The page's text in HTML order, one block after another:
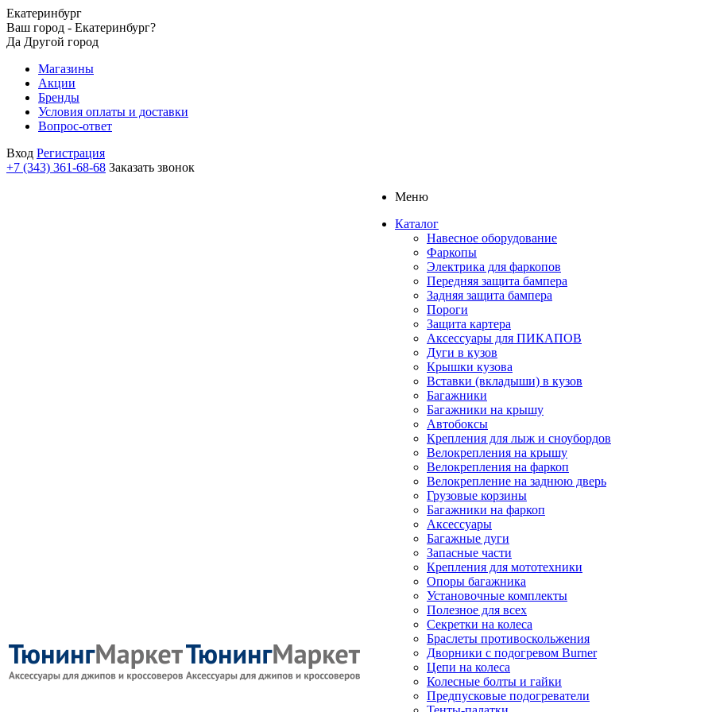
Екатеринбург
Ваш город - Екатеринбург?
Да Другой город
Магазины
Акции
Бренды
Условия оплаты и доставки
Вопрос-ответ
Вход Регистрация
+7 (343) 361-68-68 Заказать звонок
Меню
Каталог
Навесное оборудование
Фаркопы
Электрика для фаркопов
Передняя защита бампера
Задняя защита бампера
Пороги
Защита картера
Аксессуары для ПИКАПОВ
Дуги в кузов
Крышки кузова
Вставки (вкладыши) в кузов
Багажники
Багажники на крышу
Автобоксы
Крепления для лыж и сноубордов
Велокрепления на крышу
Велокрепления на фаркоп
Велокрепление на заднюю дверь
Грузовые корзины
Багажники на фаркоп
Аксессуары
Багажные дуги
Запасные части
Крепления для мототехники
Опоры багажника
Установочные комплекты
Полезное для всех
Секретки на колеса
Браслеты противоскольжения
Дворники с подогревом Burner
Цепи на колеса
Колесные болты и гайки
Предпусковые подогреватели